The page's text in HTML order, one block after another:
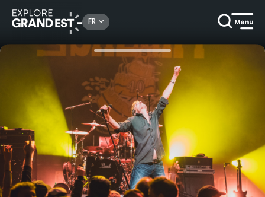
FR
Arts & culture Libérez l’énergie de l’hiver au Jardin d’Hiver du Michel